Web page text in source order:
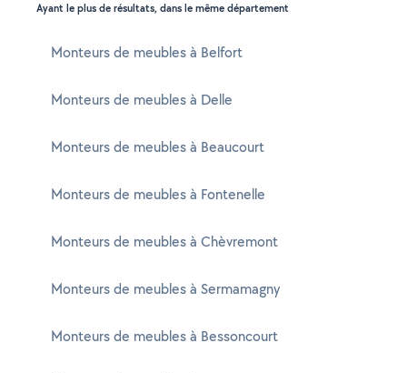
Ayant le plus de résultats, dans le même département
Monteurs de meubles à Belfort
Monteurs de meubles à Delle
Monteurs de meubles à Beaucourt
Monteurs de meubles à Fontenelle
Monteurs de meubles à Chèvremont
Monteurs de meubles à Sermamagny
Monteurs de meubles à Bessoncourt